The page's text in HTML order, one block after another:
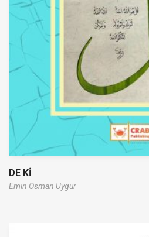
DE Kİ
Emin Osman Uygur